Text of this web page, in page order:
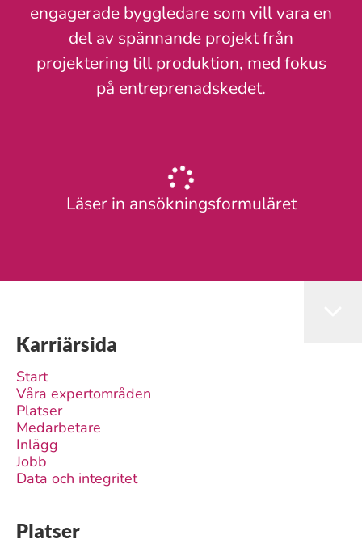
engagerade byggledare som vill vara en
del av spännande projekt från
projektering till produktion, med fokus
på entreprenadskedet.
Läser in ansökningsformuläret
Karriärsida
Start
Våra expertområden
Platser
Medarbetare
Inlägg
Jobb
Data och integritet
Platser